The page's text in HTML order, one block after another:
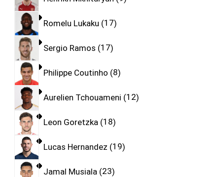
Romelu Lukaku 17
Sergio Ramos 17
Philippe Coutinho 8
Aurelien Tchouameni 12
Leon Goretzka 18
Lucas Hernandez 19
Jamal Musiala 23